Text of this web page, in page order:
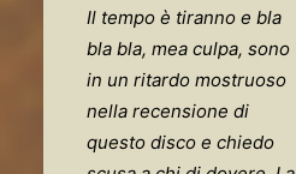
Il tempo è tiranno e bla
bla bla, mea culpa, sono
in un ritardo mostruoso
nella recensione di
questo disco e chiedo